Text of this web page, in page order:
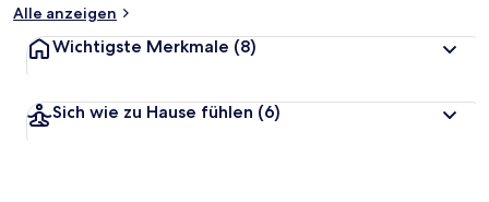
Alle anzeigen
Wichtigste Merkmale (8)
Sich wie zu Hause fühlen (6)